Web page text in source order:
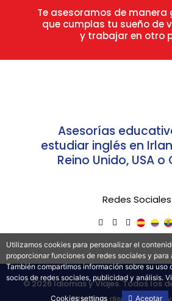
Te asesoramos de
que cumplas tu sueño de
y trabajar en otro
Asesorías
estudiar inglés en
Reino Unido, USA
Redes Sociales
© 2026 Idiomas y Viajes. Todos los
Utilizamos cookies para personalizar el
proporcionar funciones de redes sociales y
También compartimos información sobre su uso
socios de redes sociales, publicidad y análisis.
Cookies settings Aceptar